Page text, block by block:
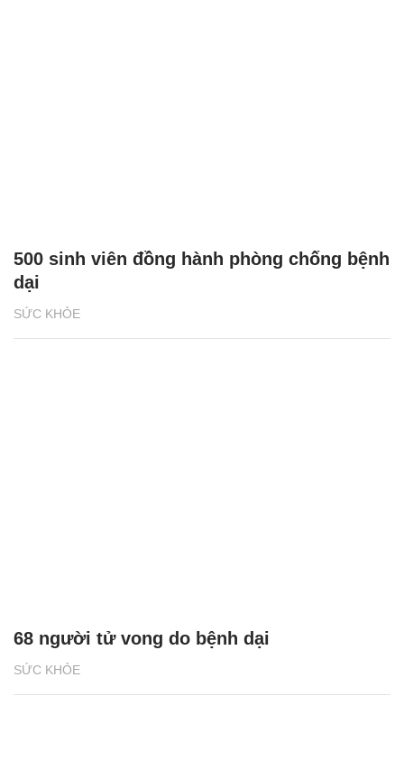
SỨC KHỎE
500 sinh viên đồng hành phòng chống bệnh
dại
SỨC KHỎE
68 người tử vong do bệnh dại